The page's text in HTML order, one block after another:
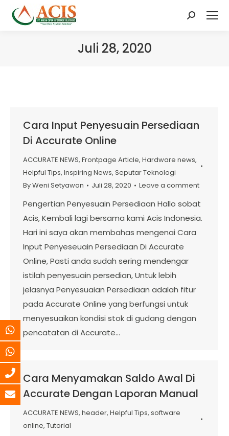
Search:
Juli 28, 2020
Cara Input Penyesuain Persediaan
Di Accurate Online
ACCURATE NEWS, Frontpage Article, Hardware news,
Helpful Tips, Inspiring News, Seputar Teknologi
ByWeni Setyawan Juli 28, 2020 Leave a comment
Pengertian Penyesuain Persediaan Hallo sobat
Acis, Kembali lagi bersama kami Acis Indonesia.
Hari ini saya akan membahas mengenai Cara
Input Penyeseuain Persediaan Di Accurate
Online, Pasti anda sudah sering mendengar
istilah penyesuain persedian, Untuk lebih
jelasnya Penyesuaian Persediaan adalah fitur
pada Accurate Online yang berfungsi untuk
menyesuaikan kondisi stok di gudang dengan
pencatatan di Accurate…
Cara Menyamakan Saldo Awal Di
Accurate Dengan Laporan Manual
ACCURATE NEWS, header, Helpful Tips, software
online, Tutorial